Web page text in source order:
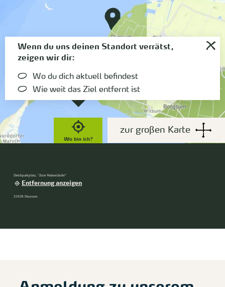
Wo bin ich?
Wenn du uns deinen Standort verrätst,
zeigen wir dir:
Wo du dich aktuell befindest
Wie weit das Ziel entfernt ist
zur großen Karte
Deichparkplatz, "Zum Wattenläufer"
Entfernung anzeigen
25938 Dunsum